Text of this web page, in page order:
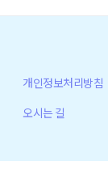
개인정보처리방침
오시는 길